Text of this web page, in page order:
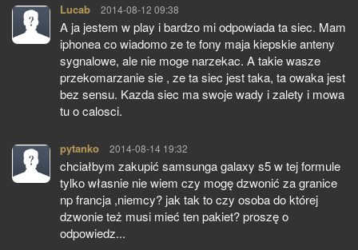
Lucab pisze:
2014-08-12 09:38
A ja jestem w play i bardzo mi odpowiada ta siec. Mam
iphonea co wiadomo ze te fony maja kiepskie anteny
sygnalowe, ale nie moge narzekac. A takie wasze
przekomarzanie sie , ze ta siec jest taka, ta owaka jest
bez sensu. Kazda siec ma swoje wady i zalety i mowa
tu o calosci.
pytanko pisze:
2014-08-14 19:32
chciałbym zakupić samsunga galaxy s5 w tej formule
tylko własnie nie wiem czy mogę dzwonić za granice
np francja ,niemcy? jak tak to czy osoba do której
dzwonie też musi mieć ten pakiet? proszę o
odpowiedz...